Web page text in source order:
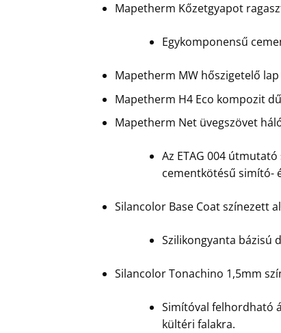
Mapetherm Kőzetgyapot
Egykomponensű
Mapetherm MW hőszigetelő
Mapetherm H4 Eco kompozit
Mapetherm Net üvegszövet
Az ETAG 004
cementkötésű simító-
Silancolor Base Coat színezett
Szilikongyanta bázisú
Silancolor Tonachino 1,5mm
Simítóval felhordható
kültéri falakra.